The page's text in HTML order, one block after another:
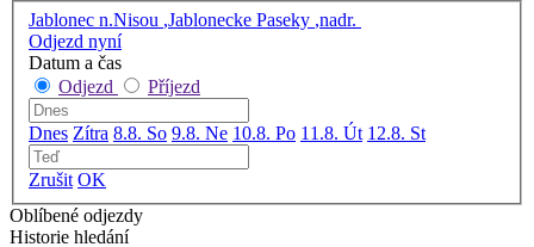
Jablonec n.Nisou ,Jablonecke Paseky ,nadr.
Odjezd nyní
Datum a čas
Odjezd
Příjezd
Dnes Zítra 8.8. So 9.8. Ne 10.8. Po 11.8. Út 12.8. St
Zrušit OK
Oblíbené odjezdy
Historie hledání